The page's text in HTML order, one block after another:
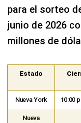
para el sorteo
junio de 2026
millones de
Estado
Nueva York 10:00
Nueva